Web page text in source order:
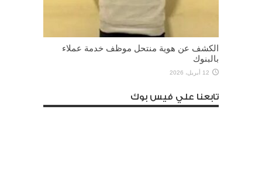
الكشف عن هوية منتحل موظف خدمة عملاء
بالبنوك
12 أبريل، 2026
تابعنا علي فيس بوك